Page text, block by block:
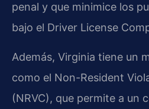
penal y que minimice los
bajo el Driver License
Además, Virginia tiene un
como el Non-Resident
(NRVC), que permite a un